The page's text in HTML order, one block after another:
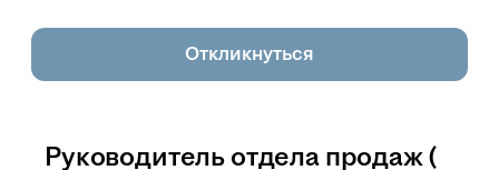
Откликнуться
Руководитель отдела продаж (